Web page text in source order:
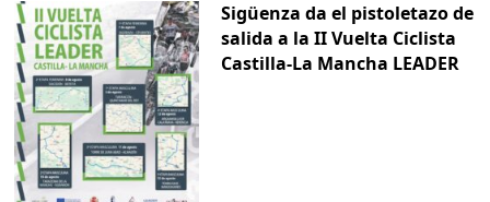
Sigüenza da el pistoletazo de
salida a la II Vuelta Ciclista
Castilla-La Mancha LEADER